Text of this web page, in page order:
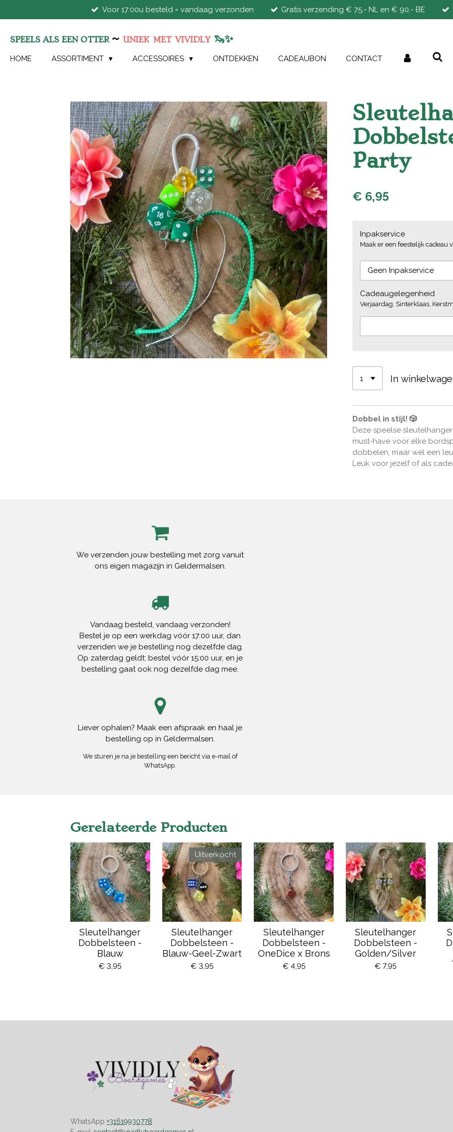
direct
de
hoofdinhoud
Voor 17:00u besteld = vandaag verzonden Gratis verzending € 75,- NL en € 90,- BE
SPEELS ALS EEN OTTER ~ UNIEK MET VIVIDLY 🦦✨
HOME ASSORTIMENT ACCESSOIRES ONTDEKKEN CADEAUBON CONTACT
Party
€ 6,95
Inpakservice
Maak er een feestelijk cadeau
Cadeaugelegenheid
Verjaardag, Sinterklaas,
In
Dobbel in stijl! 🎲
Deze speelse
must-have voor elke
dobbelen, maar wél een
Leuk voor jezelf of als
We verzenden jouw bestelling met zorg vanuit
ons eigen magazijn in Geldermalsen.
Vandaag besteld, vandaag verzonden!
Bestel je op een werkdag vóór 17:00 uur, dan
verzenden we je bestelling nog dezelfde dag.
Op zaterdag geldt: bestel vóór 15:00 uur, en je
bestelling gaat ook nog dezelfde dag mee.
Liever ophalen? Maak een afspraak en haal je
bestelling op in Geldermalsen.
We sturen je na je bestelling een bericht via e-mail of
WhatsApp.
Gerelateerde Producten
Sleutelhanger
Dobbelsteen -
Blauw
€ 3,95
Uitverkocht
Sleutelhanger
Dobbelsteen -
Blauw-Geel-Zwart
€ 3,95
Sleutelhanger
Dobbelsteen -
OneDice x Brons
€ 4,95
Sleutelhanger
Dobbelsteen -
Golden/Silver
€ 7,95
WhatsApp +31619930778